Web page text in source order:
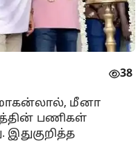
38
மீனா
பணிகள்